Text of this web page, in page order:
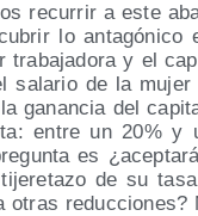
recu­rrir a este
lo anta­gó­ni­co
tra­ba­ja­do­ra y el
sala­rio de la
ganan­cia del
entre un 20% y
es
de su
otras